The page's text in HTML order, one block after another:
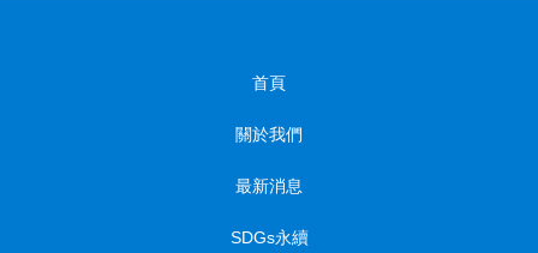
首頁
關於我們
最新消息
SDGs永續